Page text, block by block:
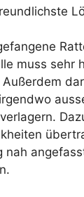
muss sehr
nah